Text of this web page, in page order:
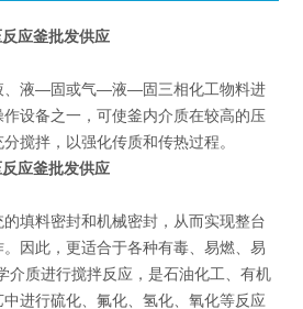
应釜批发供应
液—固或气—液—固三相化工物料进
设备之一，可使釜内介质在较高的压
搅拌，以强化传质和传热过程。
应釜批发供应
料密封和机械密封，从而实现整台
因此，更适合于各种有毒、易燃、易
介质进行搅拌反应，是石油化工、有机
进行硫化、氟化、氢化、氧化等反应